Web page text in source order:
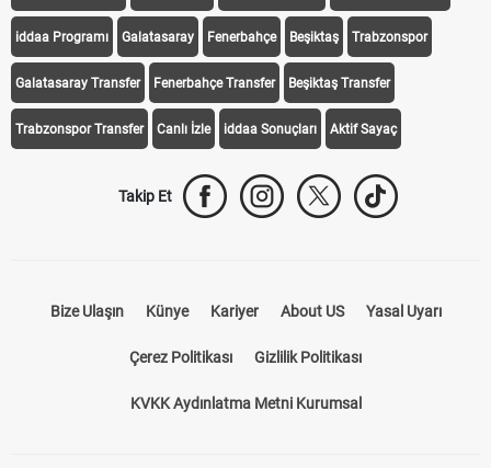
iddaa Programı Galatasaray Fenerbahçe Beşiktaş Trabzonspor
Galatasaray Transfer Fenerbahçe Transfer Beşiktaş Transfer
Trabzonspor Transfer Canlı İzle iddaa Sonuçları Aktif Sayaç
Takip Et
Bize Ulaşın Künye Kariyer About US Yasal Uyarı
Çerez Politikası Gizlilik Politikası
KVKK Aydınlatma Metni Kurumsal